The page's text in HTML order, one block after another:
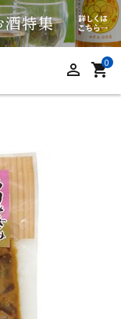
person_outline 0
shopping_cart